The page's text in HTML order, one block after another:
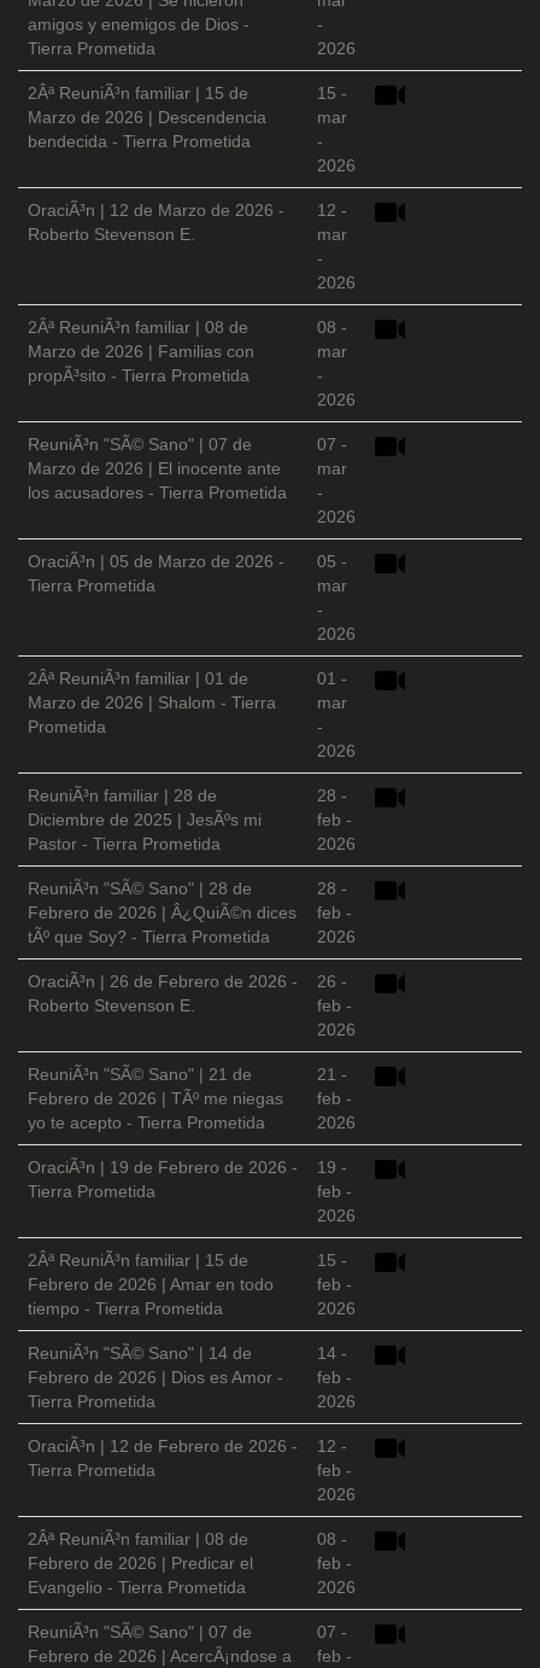
amigos y enemigos de Dios -
Tierra Prometida
-
2026
2Âª ReuniÃ³n familiar | 15 de
Marzo de 2026 | Descendencia
bendecida - Tierra Prometida
15 -
mar
-
2026
OraciÃ³n | 12 de Marzo de 2026 -
Roberto Stevenson E.
12 -
mar
-
2026
2Âª ReuniÃ³n familiar | 08 de
Marzo de 2026 | Familias con
propÃ³sito - Tierra Prometida
08 -
mar
-
2026
ReuniÃ³n "SÃ© Sano" | 07 de
Marzo de 2026 | El inocente ante
los acusadores - Tierra Prometida
07 -
mar
-
2026
OraciÃ³n | 05 de Marzo de 2026 -
Tierra Prometida
05 -
mar
-
2026
2Âª ReuniÃ³n familiar | 01 de
Marzo de 2026 | Shalom - Tierra
Prometida
01 -
mar
-
2026
ReuniÃ³n familiar | 28 de
Diciembre de 2025 | JesÃºs mi
Pastor - Tierra Prometida
28 -
feb -
2026
ReuniÃ³n "SÃ© Sano" | 28 de
Febrero de 2026 | Â¿QuiÃ©n dices
tÃº que Soy? - Tierra Prometida
28 -
feb -
2026
OraciÃ³n | 26 de Febrero de 2026 -
Roberto Stevenson E.
26 -
feb -
2026
ReuniÃ³n "SÃ© Sano" | 21 de
Febrero de 2026 | TÃº me niegas
yo te acepto - Tierra Prometida
21 -
feb -
2026
OraciÃ³n | 19 de Febrero de 2026 -
Tierra Prometida
19 -
feb -
2026
2Âª ReuniÃ³n familiar | 15 de
Febrero de 2026 | Amar en todo
tiempo - Tierra Prometida
15 -
feb -
2026
ReuniÃ³n "SÃ© Sano" | 14 de
Febrero de 2026 | Dios es Amor -
Tierra Prometida
14 -
feb -
2026
OraciÃ³n | 12 de Febrero de 2026 -
Tierra Prometida
12 -
feb -
2026
2Âª ReuniÃ³n familiar | 08 de
Febrero de 2026 | Predicar el
Evangelio - Tierra Prometida
08 -
feb -
2026
ReuniÃ³n "SÃ© Sano" | 07 de
Febrero de 2026 | AcercÃ¡ndose a
07 -
feb -